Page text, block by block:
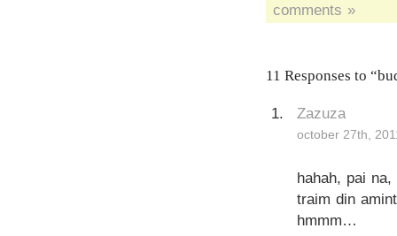
comments »
11 Responses to
Zazuza
october 27th,
hahah, pai
traim din
hmmm…